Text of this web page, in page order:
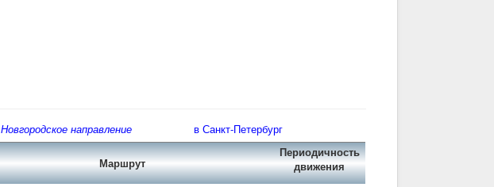
Новгородское направление в Санкт-Петербург
Маршрут
Периодичность
движения